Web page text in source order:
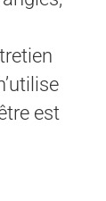
est